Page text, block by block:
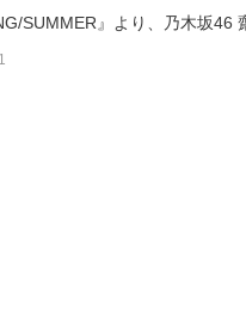
SUMMER』より、乃木坂46